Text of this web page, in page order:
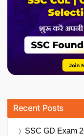
Recent Posts
SSC GD Exam